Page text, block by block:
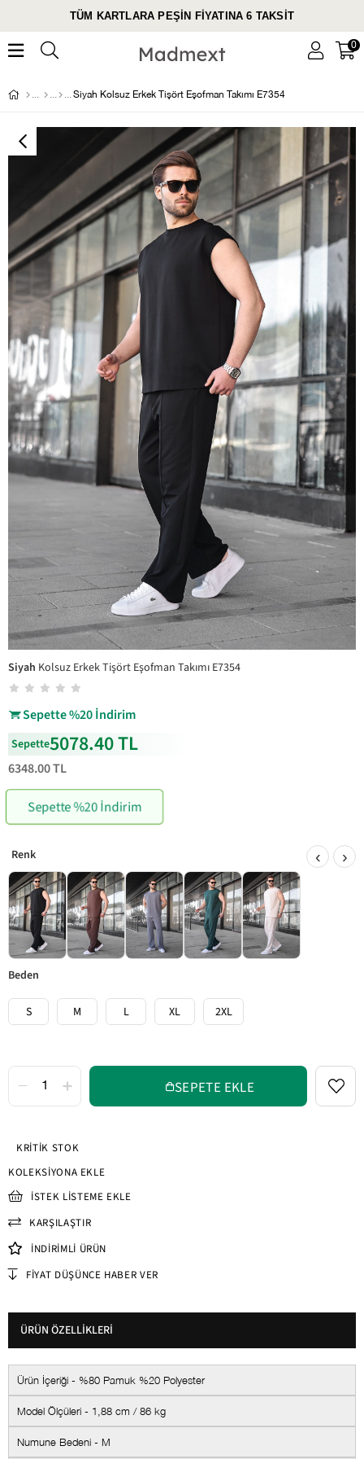
TÜM KARTLARA PEŞİN FİYATINA 6 TAKSİT
0
Siyah Kolsuz Erkek Tişört Eşofman Takımı E7354
Siyah Kolsuz Erkek Tişört Eşofman Takımı E7354
Sepette %20 İndirim
Sepette5078.40 TL
6348.00 TL
Sepette %20 İndirim
‹ ›
beden
S M L XL 2XL
KRITIK STOK
KOLEKSIYONA EKLE
İSTEK LISTEME EKLE
KARŞILAŞTIR
İNDIRIMLI ÜRÜN
FIYAT DÜŞÜNCE HABER VER
ÜRÜN ÖZELLIKLERI
Ürün İçeriği - %80 Pamuk %20 Polyester
Model Ölçüleri - 1,88 cm / 86 kg
Numune Bedeni - M